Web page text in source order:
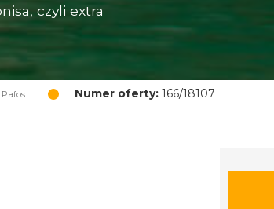
czyli extra
Numer oferty: 166/18107